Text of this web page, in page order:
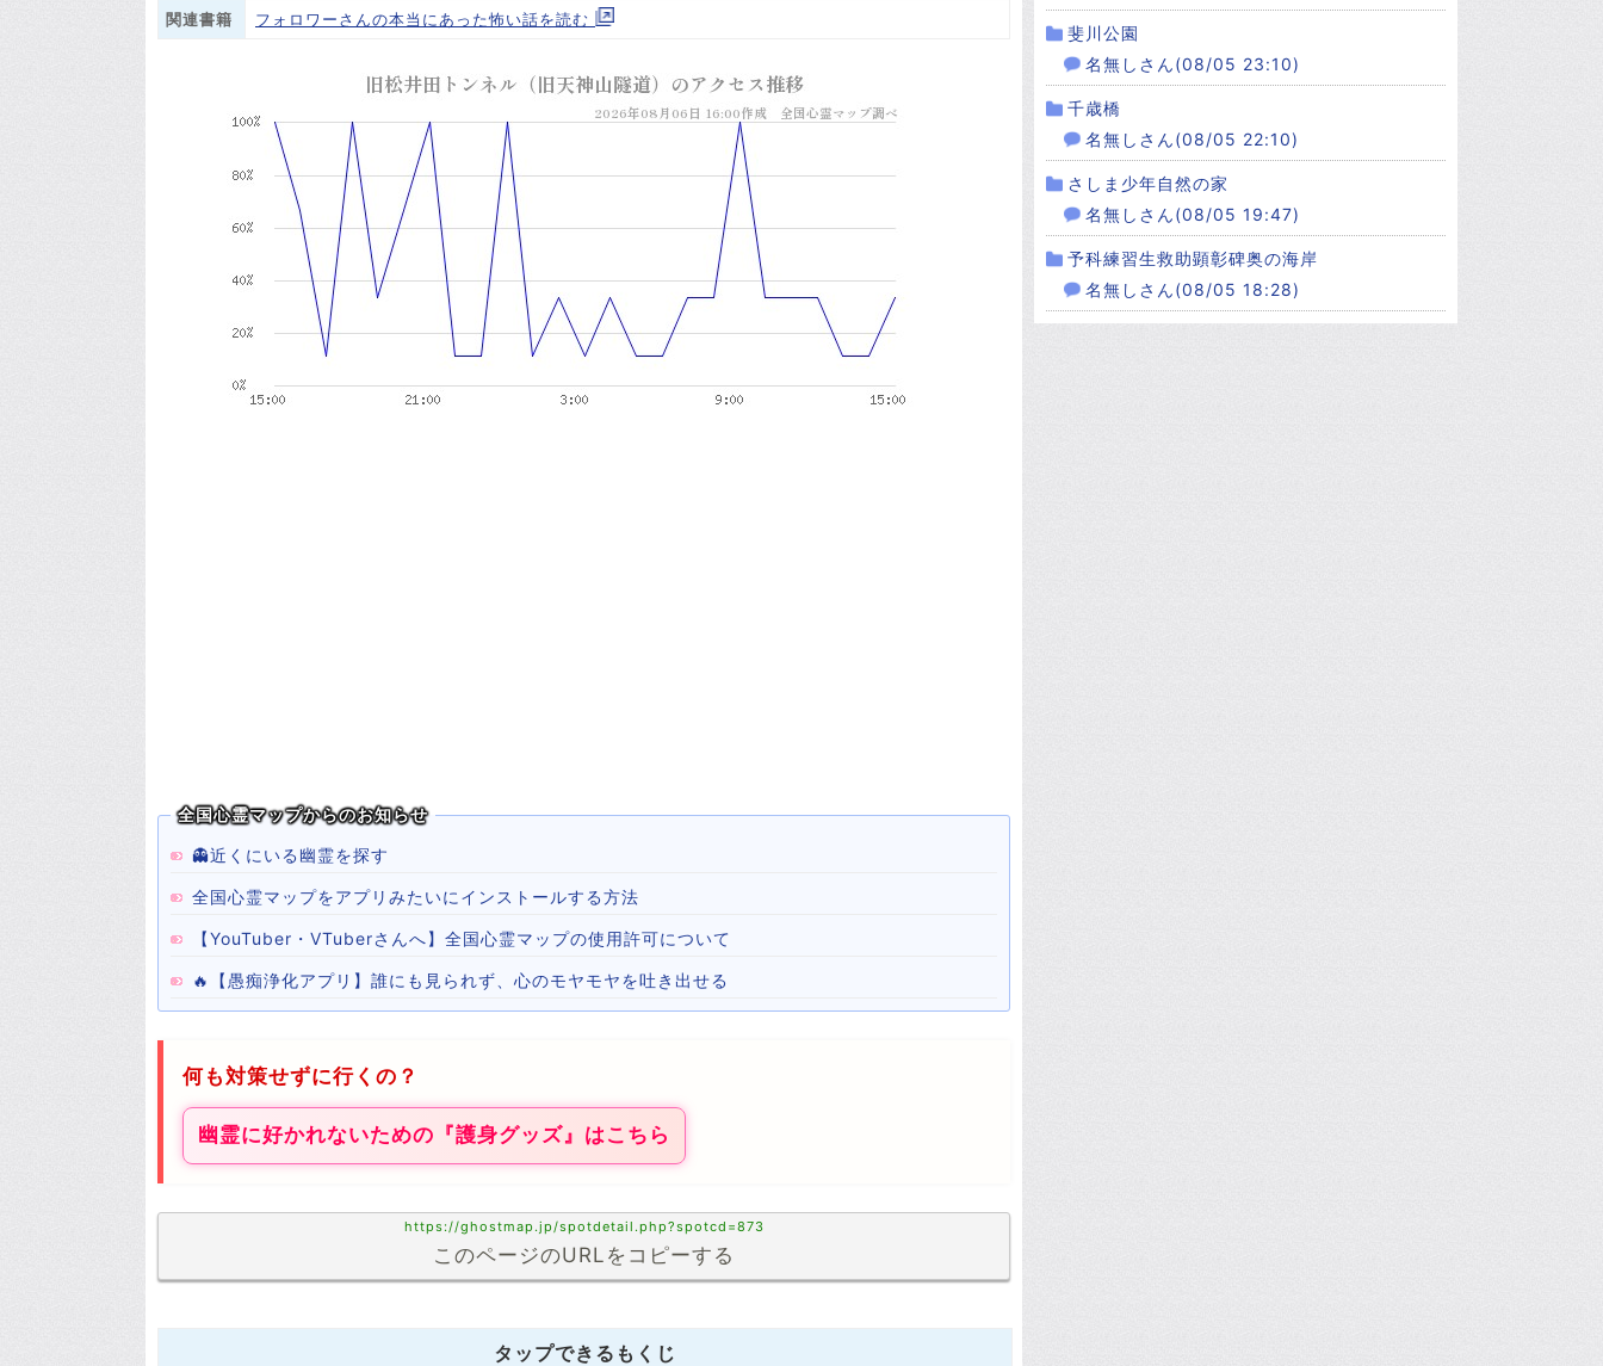
関連書籍 フォロワーさんの本当にあった怖い話を読む
全国心霊マップからのお知らせ
👻近くにいる幽霊を探す
全国心霊マップをアプリみたいにインストールする方法
【YouTuber・VTuberさんへ】全国心霊マップの使用許可について
🔥【愚痴浄化アプリ】誰にも見られず、心のモヤモヤを吐き出せる
何も対策せずに行くの？
幽霊に好かれないための『護身グッズ』はこちら
https://ghostmap.jp/spotdetail.php?spotcd=873
このページのURLをコピーする
タップできるもくじ
斐川公園
名無しさん(08/05 23:10)
千歳橋
名無しさん(08/05 22:10)
さしま少年自然の家
名無しさん(08/05 19:47)
予科練習生救助顕彰碑奥の海岸
名無しさん(08/05 18:28)